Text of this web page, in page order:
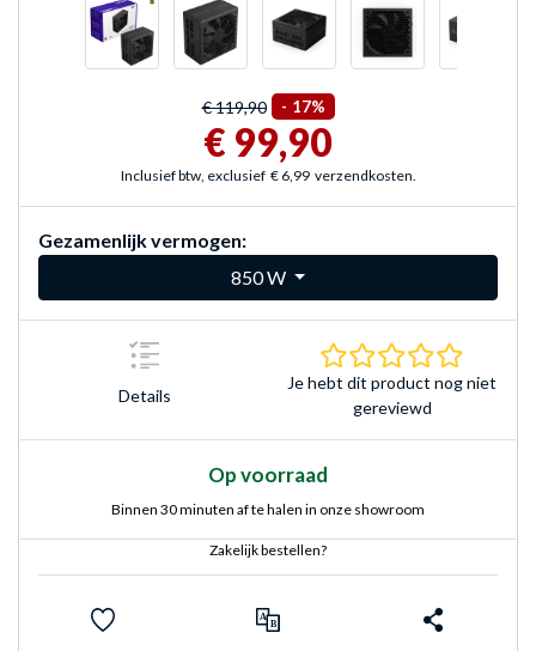
€ 119,90 - 17%
€ 99,90
Inclusief btw, exclusief € 6,99 verzendkosten.
Gezamenlijk vermogen:
850 W
Details
Je hebt dit product nog niet
gereviewd
Op voorraad
Binnen 30 minuten af te halen in onze showroom
Zakelijk bestellen?